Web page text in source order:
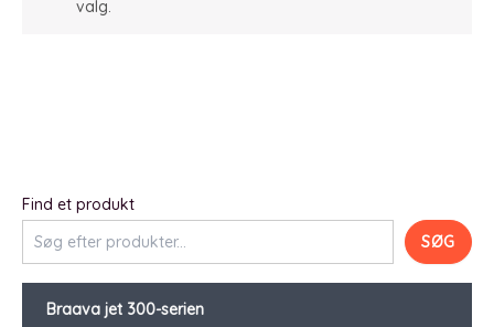
Find et produkt
SØG
Braava jet 300-serien
valg.